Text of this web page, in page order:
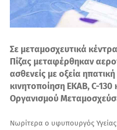
Σε μεταμοσχευτικά
Πίζας μεταφέρθηκαν
ασθενείς με οξεία
κινητοποίηση ΕΚΑΒ, C-130
Οργανισμού
Νωρίτερα ο υφυπουργός